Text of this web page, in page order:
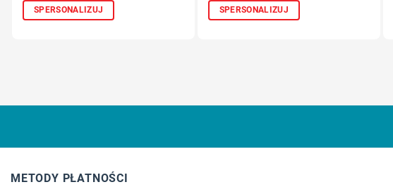
SPERSONALIZUJ SPERSONALIZUJ
METODY PŁATNOŚCI